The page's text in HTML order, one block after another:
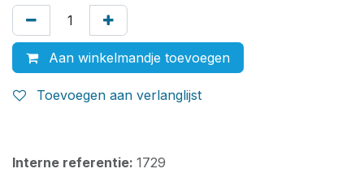
Aan winkelmandje toevoegen
Toevoegen aan verlanglijst
Interne referentie: 1729